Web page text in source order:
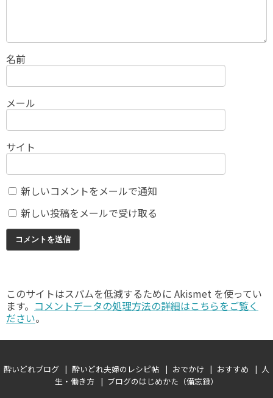
名前
メール
サイト
新しいコメントをメールで通知
新しい投稿をメールで受け取る
このサイトはスパムを低減するために Akismet を使ってい
ます。 コメントデータの処理方法の詳細はこちらをご覧く
ださい。
酔いどれブログ 酔いどれ夫婦のレシピ帖 おでかけ おすすめ
人
生・働き方
ブログのはじめかた（備忘録）